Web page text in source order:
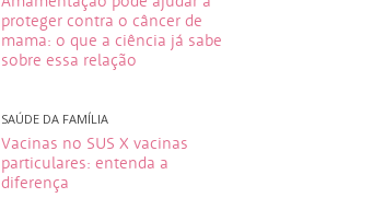
proteger contra o câncer de
mama: o que a ciência já sabe
sobre essa relação
SAÚDE DA FAMÍLIA
Vacinas no SUS X vacinas
particulares: entenda a
diferença